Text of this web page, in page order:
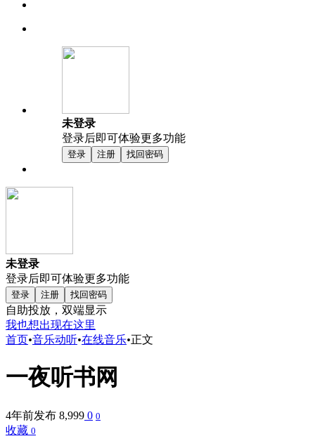
未登录
登录后即可体验更多功能
登录 注册 找回密码
未登录
登录后即可体验更多功能
登录 注册 找回密码
自助投放，双端显示
我也想出现在这里
首页•音乐动听•在线音乐•正文
一夜听书网
4年前发布 8,999 0 0
收藏 0